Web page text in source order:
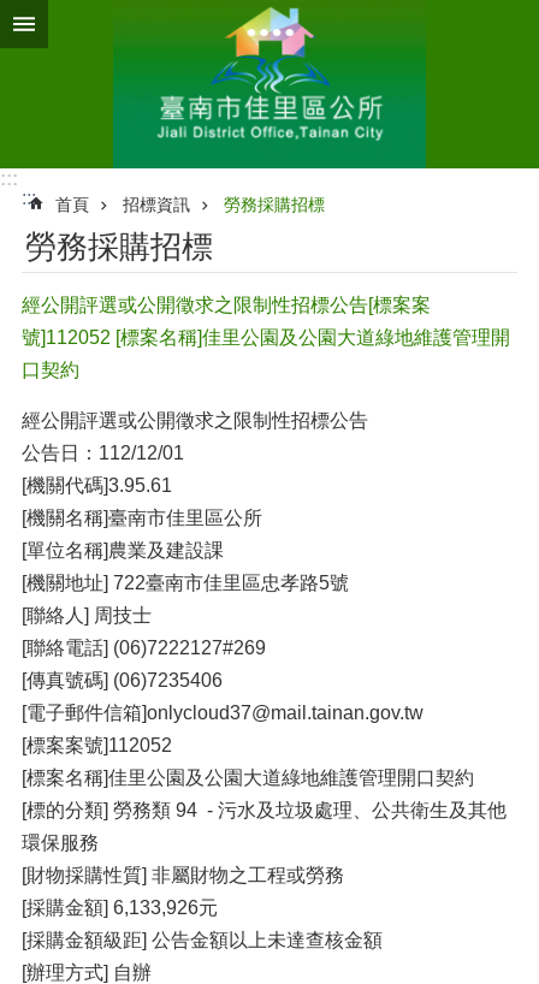
跳到主要內容區塊
:::
:::
首頁 招標資訊 勞務採購招標
勞務採購招標
經公開評選或公開徵求之限制性招標公告[標案案
號]112052 [標案名稱]佳里公園及公園大道綠地維護管理開
口契約
經公開評選或公開徵求之限制性招標公告
公告日：112/12/01
[機關代碼]3.95.61
[機關名稱]臺南市佳里區公所
[單位名稱]農業及建設課
[機關地址] 722臺南市佳里區忠孝路5號
[聯絡人] 周技士
[聯絡電話] (06)7222127#269
[傳真號碼] (06)7235406
[電子郵件信箱]onlycloud37@mail.tainan.gov.tw
[標案案號]112052
[標案名稱]佳里公園及公園大道綠地維護管理開口契約
[標的分類] 勞務類 94 - 污水及垃圾處理、公共衛生及其他
環保服務
[財物採購性質] 非屬財物之工程或勞務
[採購金額] 6,133,926元
[採購金額級距] 公告金額以上未達查核金額
[辦理方式] 自辦